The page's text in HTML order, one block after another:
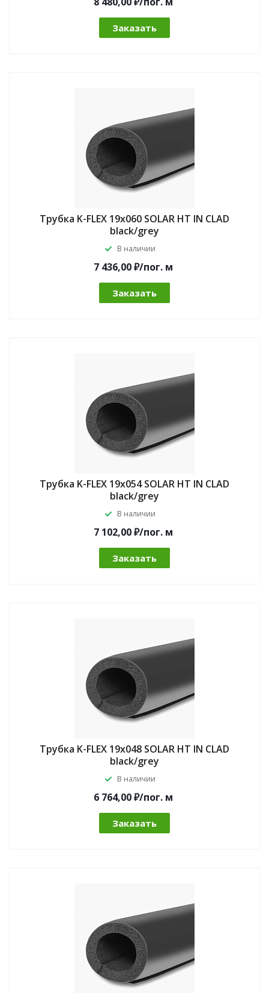
Заказать
Трубка K-FLEX 19x060 SOLAR HT IN CLAD
black/grey
В наличии
7 436,00 ₽/пог.м
Заказать
Трубка K-FLEX 19x054 SOLAR HT IN CLAD
black/grey
В наличии
7 102,00 ₽/пог.м
Заказать
Трубка K-FLEX 19x048 SOLAR HT IN CLAD
black/grey
В наличии
6 764,00 ₽/пог.м
Заказать